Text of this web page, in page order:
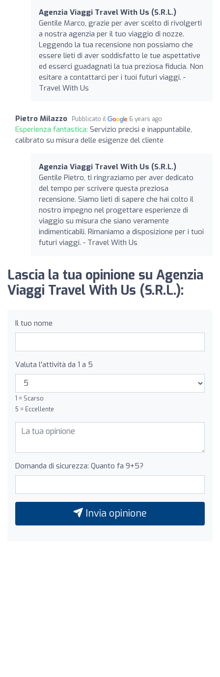
Agenzia Viaggi Travel With Us (S.R.L.)
Gentile Marco, grazie per aver scelto di rivolgerti
a nostra agenzia per il tuo viaggio di nozze.
Leggendo la tua recensione non possiamo che
essere lieti di aver soddisfatto le tue aspettative
ed esserci guadagnati la tua preziosa fiducia. Non
esitare a contattarci per i tuoi futuri viaggi. -
Travel With Us
Pietro Milazzo Pubblicato il 6 years ago
Esperienza fantastica: Servizio precisi e inappuntabile,
calibrato su misura delle esigenze del cliente
Agenzia Viaggi Travel With Us (S.R.L.)
Gentile Pietro, ti ringraziamo per aver dedicato
del tempo per scrivere questa preziosa
recensione. Siamo lieti di sapere che hai colto il
nostro impegno nel progettare esperienze di
viaggio su misura che siano veramente
indimenticabili. Rimaniamo a disposizione per i tuoi
futuri viaggi. - Travel With Us
Lascia la tua opinione su Agenzia
Viaggi Travel With Us (S.R.L.):
Il tuo nome
Valuta l'attività da 1 a 5
1 = Scarso
5 = Eccellente
Domanda di sicurezza: Quanto fa 9+5?
Invia opinione